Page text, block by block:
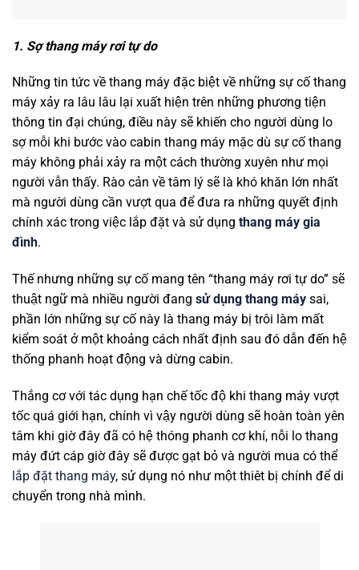
1. Sợ thang máy rơi tự do
Những tin tức về thang máy đặc biệt về những sự cố thang
máy xảy ra lâu lâu lại xuất hiện trên những phương tiện
thông tin đại chúng, điều này sẽ khiến cho người dùng lo
sợ mỗi khi bước vào cabin thang máy mặc dù sự cố thang
máy không phải xảy ra một cách thường xuyên như mọi
người vẫn thấy. Rào cản về tâm lý sẽ là khó khăn lớn nhất
mà người dùng cần vượt qua để đưa ra những quyết định
chính xác trong việc lắp đặt và sử dụng thang máy gia
đình.
Thế nhưng những sự cố mang tên “thang máy rơi tự do” sẽ
thuật ngữ mà nhiều người đang sử dụng thang máy sai,
phần lớn những sự cố này là thang máy bị trôi làm mất
kiểm soát ở một khoảng cách nhất định sau đó dẫn đến hệ
thống phanh hoạt động và dừng cabin.
Thắng cơ với tác dụng hạn chế tốc độ khi thang máy vượt
tốc quá giới hạn, chính vì vậy người dùng sẽ hoàn toàn yên
tâm khi giờ đây đã có hệ thóng phanh cơ khí, nỗi lo thang
máy đứt cáp giờ đây sẽ được gạt bỏ và người mua có thể
lắp đặt thang máy, sử dụng nó như một thiêt bị chính để di
chuyển trong nhà mình.